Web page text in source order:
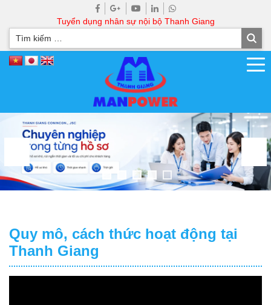
Tuyển dụng nhân sự nội bộ Thanh Giang
Quy mô, cách thức hoạt động tại
Thanh Giang